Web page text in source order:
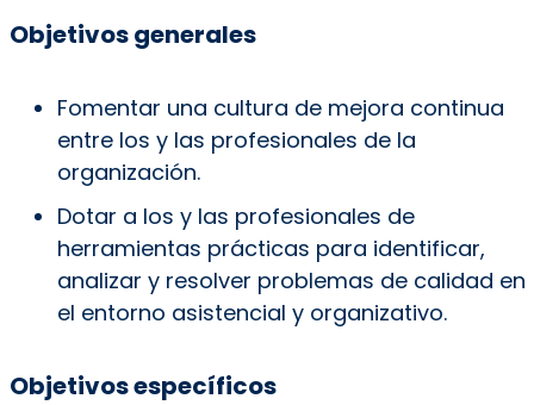
Objetivos generales
Fomentar una cultura de mejora continua
entre los y las profesionales de la
organización.
Dotar a los y las profesionales de
herramientas prácticas para identificar,
analizar y resolver problemas de calidad en
el entorno asistencial y organizativo.
Objetivos específicos